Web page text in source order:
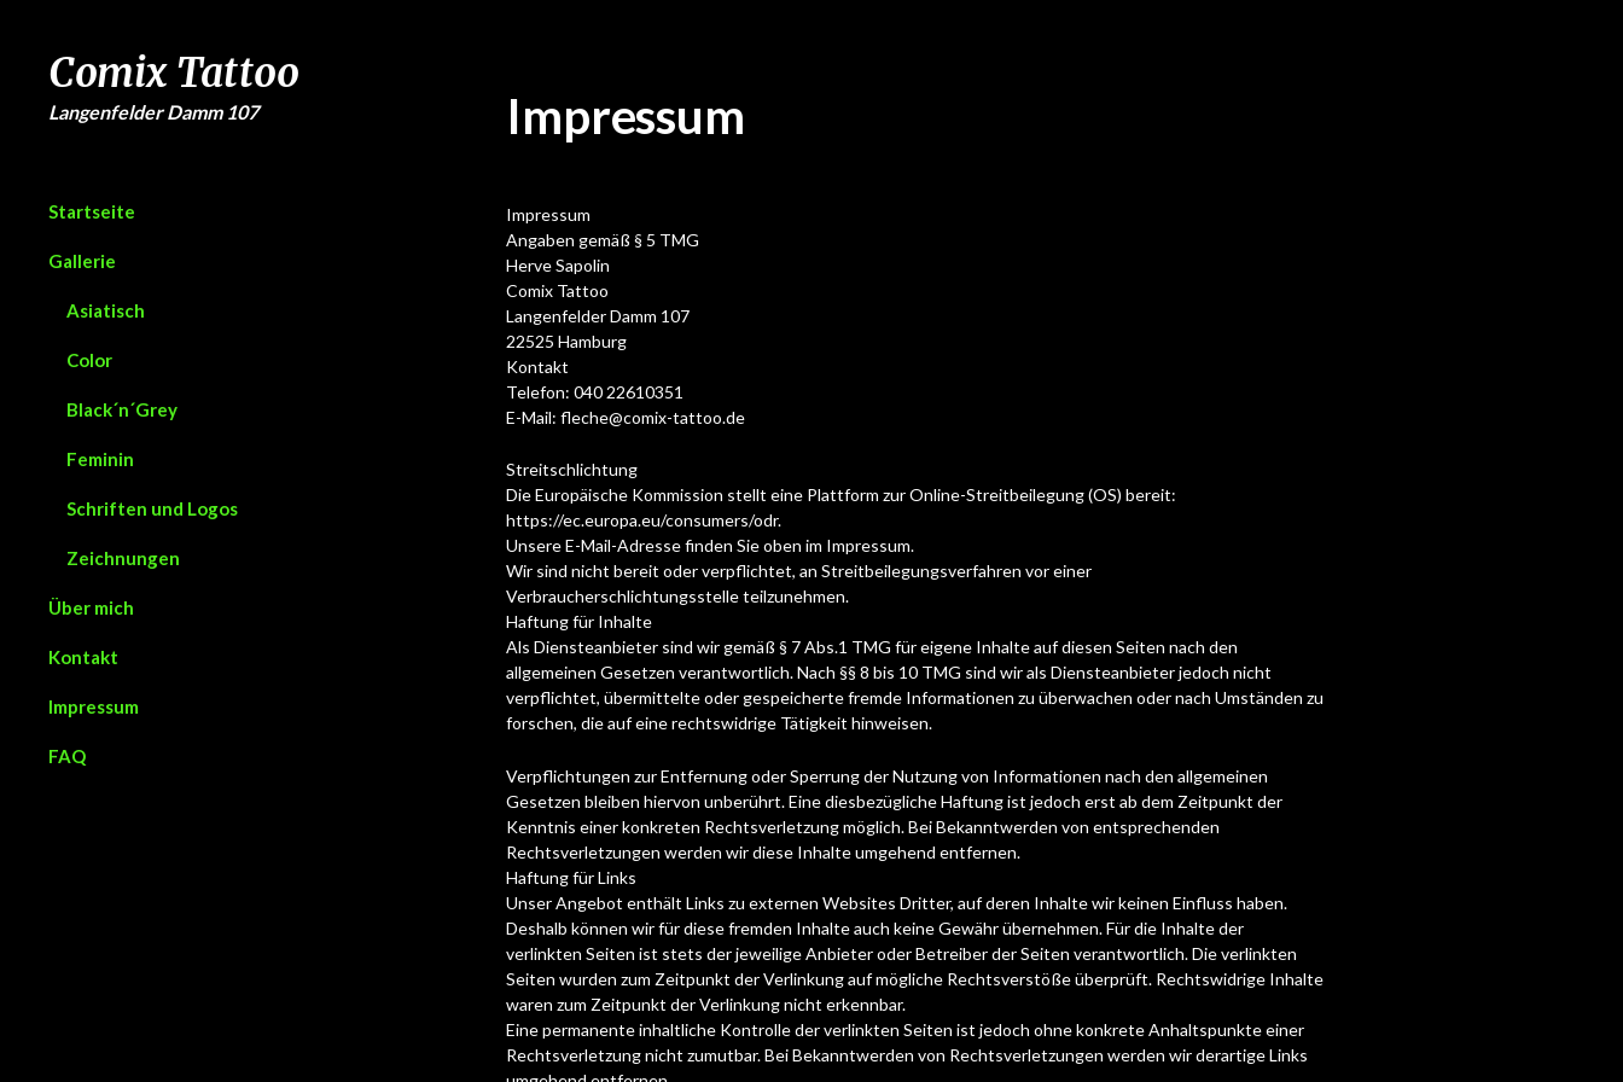
Comix Tattoo
Langenfelder Damm 107
Startseite
Gallerie
Asiatisch
Color
Black´n´Grey
Feminin
Schriften und Logos
Zeichnungen
Über mich
Kontakt
Impressum
FAQ
Impressum
Impressum
Angaben gemäß § 5 TMG
Herve Sapolin
Comix Tattoo
Langenfelder Damm 107
22525 Hamburg
Kontakt
Telefon: 040 22610351
E-Mail: fleche@comix-tattoo.de
Streitschlichtung
Die Europäische Kommission stellt eine Plattform zur Online-Streitbeilegung (OS) bereit:
https://ec.europa.eu/consumers/odr.
Unsere E-Mail-Adresse finden Sie oben im Impressum.
Wir sind nicht bereit oder verpflichtet, an Streitbeilegungsverfahren vor einer
Verbraucherschlichtungsstelle teilzunehmen.
Haftung für Inhalte
Als Diensteanbieter sind wir gemäß § 7 Abs.1 TMG für eigene Inhalte auf diesen Seiten nach den
allgemeinen Gesetzen verantwortlich. Nach §§ 8 bis 10 TMG sind wir als Diensteanbieter jedoch nicht
verpflichtet, übermittelte oder gespeicherte fremde Informationen zu überwachen oder nach Umständen zu
forschen, die auf eine rechtswidrige Tätigkeit hinweisen.
Verpflichtungen zur Entfernung oder Sperrung der Nutzung von Informationen nach den allgemeinen
Gesetzen bleiben hiervon unberührt. Eine diesbezügliche Haftung ist jedoch erst ab dem Zeitpunkt der
Kenntnis einer konkreten Rechtsverletzung möglich. Bei Bekanntwerden von entsprechenden
Rechtsverletzungen werden wir diese Inhalte umgehend entfernen.
Haftung für Links
Unser Angebot enthält Links zu externen Websites Dritter, auf deren Inhalte wir keinen Einfluss haben.
Deshalb können wir für diese fremden Inhalte auch keine Gewähr übernehmen. Für die Inhalte der
verlinkten Seiten ist stets der jeweilige Anbieter oder Betreiber der Seiten verantwortlich. Die verlinkten
Seiten wurden zum Zeitpunkt der Verlinkung auf mögliche Rechtsverstöße überprüft. Rechtswidrige Inhalte
waren zum Zeitpunkt der Verlinkung nicht erkennbar.
Eine permanente inhaltliche Kontrolle der verlinkten Seiten ist jedoch ohne konkrete Anhaltspunkte einer
Rechtsverletzung nicht zumutbar. Bei Bekanntwerden von Rechtsverletzungen werden wir derartige Links